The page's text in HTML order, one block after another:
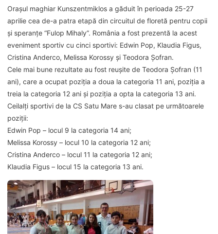
Orașul maghiar Kunszentmiklos a găduit în perioada 25-27
aprilie cea de-a patra etapă din circuitul de floretă pentru copii
și speranțe “Fulop Mihaly”. România a fost prezentă la acest
eveniment sportiv cu cinci sportivi: Edwin Pop, Klaudia Figus,
Cristina Anderco, Melissa Korossy și Teodora Șofran.
Cele mai bune rezultate au fost reușite de Teodora Șofran (11
ani), care a ocupat poziția a doua la categoria 11 ani, poziția a
treia la categoria 12 ani și poziția a opta la categoria 13 ani.
Ceilalți sportivi de la CS Satu Mare s-au clasat pe următoarele
poziții:
Edwin Pop – locul 9 la categoria 14 ani;
Melissa Korossy – locul 10 la categoria 12 ani;
Cristina Anderco – locul 11 la categoria 12 ani;
Klaudia Figus – locul 15 la categoria 13 ani.